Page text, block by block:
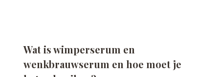
Wat is wimperserum en
wenkbrauwserum en hoe moet je